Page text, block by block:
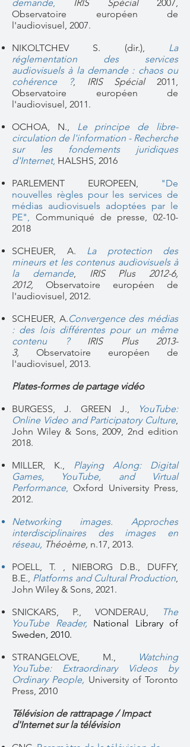
demande, IRIS Spécial 2007,
Observatoire européen de
l'audiovisuel, 2007.
NIKOLTCHEV S. (dir.), La
réglementation des services
audiovisuels à la demande : chaos ou
cohérence ?, IRIS Spécial2011,
Observatoire européen de
l'audiovisuel, 2011.
OCHOA, N., Le principe de libre-
circulation de l'information - Recherche
sur les fondements juridiques
d'Internet, HALSHS, 2016
PARLEMENT EUROPEEN,
"De
nouvelles règles pour les services de
médias audiovisuels adoptées par le
PE", Communiqué de presse, 02-10-
2018
SCHEUER, A. La protection des
mineurs et les contenus audiovisuels à
la demande, IRIS Plus 2012-6,
2012, Observatoire européen de
l'audiovisuel, 2012.
SCHEUER, A.Convergence des médias
: des lois différentes pour un même
contenu ? IRIS Plus 2013-
3, Observatoire européen de
l'audiovisuel, 2013.
Plates-formes de partage vidéo
BURGESS, J. GREEN J.,
YouTube:
Online Video and Participatory Culture,
John Wiley & Sons, 2009, 2nd edition
2018.
MILLER, K., Playing Along: Digital
Games, YouTube, and Virtual
Performance, Oxford University Press,
2012.
Networking images. Approches
interdisciplinaires des images en
réseau, Théoème, n.17, 2013.
POELL, T. , NIEBORG D.B., DUFFY,
B.E., Platforms and Cultural Production,
John Wiley & Sons, 2021.
SNICKARS, P., VONDERAU,
The
YouTube Reader, National Library of
Sweden, 2010.
STRANGELOVE, M.,
Watching
YouTube: Extraordinary Videos by
Ordinary People, University of Toronto
Press, 2010
Télévision de rattrapage / Impact
d'Internet sur la télévision